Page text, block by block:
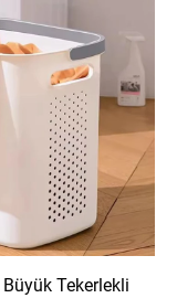
Tekerlekli